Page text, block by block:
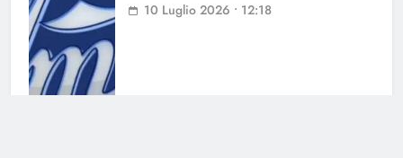
10 Luglio 2026 • 12:18